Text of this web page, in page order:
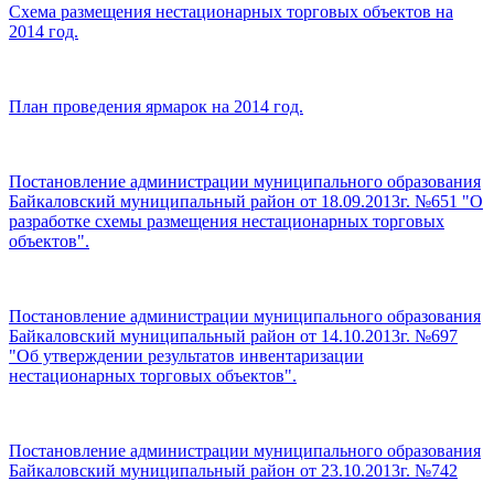
Схема размещения нестационарных торговых объектов на
2014 год.
План проведения ярмарок на 2014 год.
Постановление администрации муниципального образования
Байкаловский муниципальный район от 18.09.2013г. №651 "О
разработке схемы размещения нестационарных торговых
объектов".
Постановление администрации муниципального образования
Байкаловский муниципальный район от 14.10.2013г. №697
"Об утверждении результатов инвентаризации
нестационарных торговых объектов".
Постановление администрации муниципального образования
Байкаловский муниципальный район от 23.10.2013г. №742